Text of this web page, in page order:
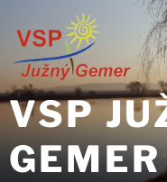
VSP
GEMER